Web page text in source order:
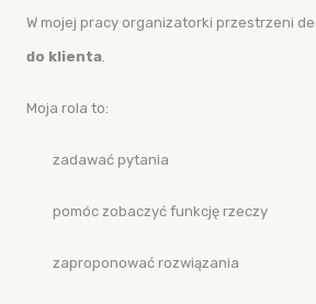
W mojej pracy organizatorki przestrzeni
do klienta
Moja rola to:
zadawać pytania
pomóc zobaczyć funkcję rzeczy
zaproponować rozwiązania